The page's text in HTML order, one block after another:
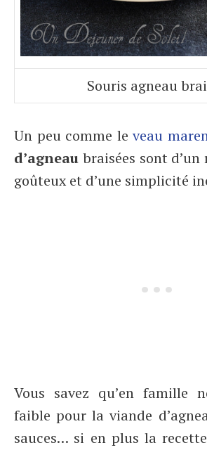
Souris agneau
Un peu comme leveau
d’agneau braisées sont
goûteux et d’une simplicité
Vous savez qu’en famille
faible pour la viande
sauces… si en plus la